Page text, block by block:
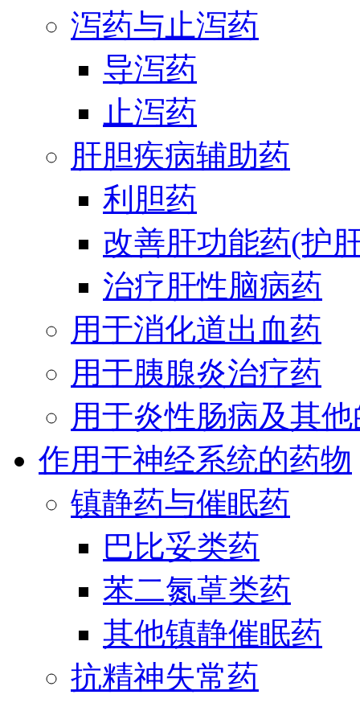
泻药与止泻药
导泻药
止泻药
肝胆疾病辅助药
利胆药
改善肝功能药(护
治疗肝性脑病药
用于消化道出血药
用于胰腺炎治疗药
用于炎性肠病及其
作用于神经系统的药物
镇静药与催眠药
巴比妥类药
苯二氮䓬类药
其他镇静催眠药
抗精神失常药